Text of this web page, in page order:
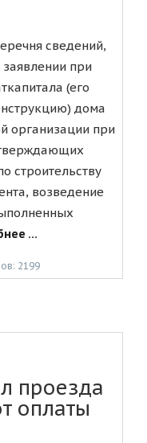
сведений,
при
(его
дома
организации при
строительству
возведение
...
2199
проезда
оплаты